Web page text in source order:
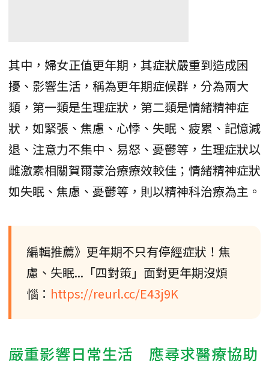
其中，婦女正值更年期，其症狀嚴重到造成困
擾、影響生活，稱為更年期症候群，分為兩大
類，第一類是生理症狀，第二類是情緒精神症
狀，如緊張、焦慮、心悸、失眠、疲累、記憶減
退、注意力不集中、易怒、憂鬱等，生理症狀以
雌激素相關賀爾蒙治療療效較佳；情緒精神症狀
如失眠、焦慮、憂鬱等，則以精神科治療為主。
編輯推薦》更年期不只有停經症狀！焦
慮、失眠...「四對策」面對更年期沒煩
惱： https://reurl.cc/E43j9K
嚴重影響日常生活 應尋求醫療協助